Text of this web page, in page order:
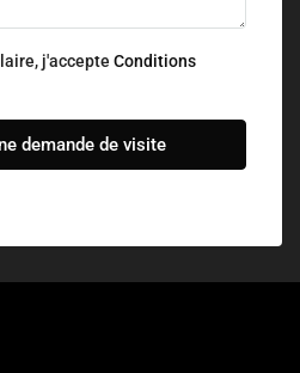
j'accepte Conditions
demande de visite